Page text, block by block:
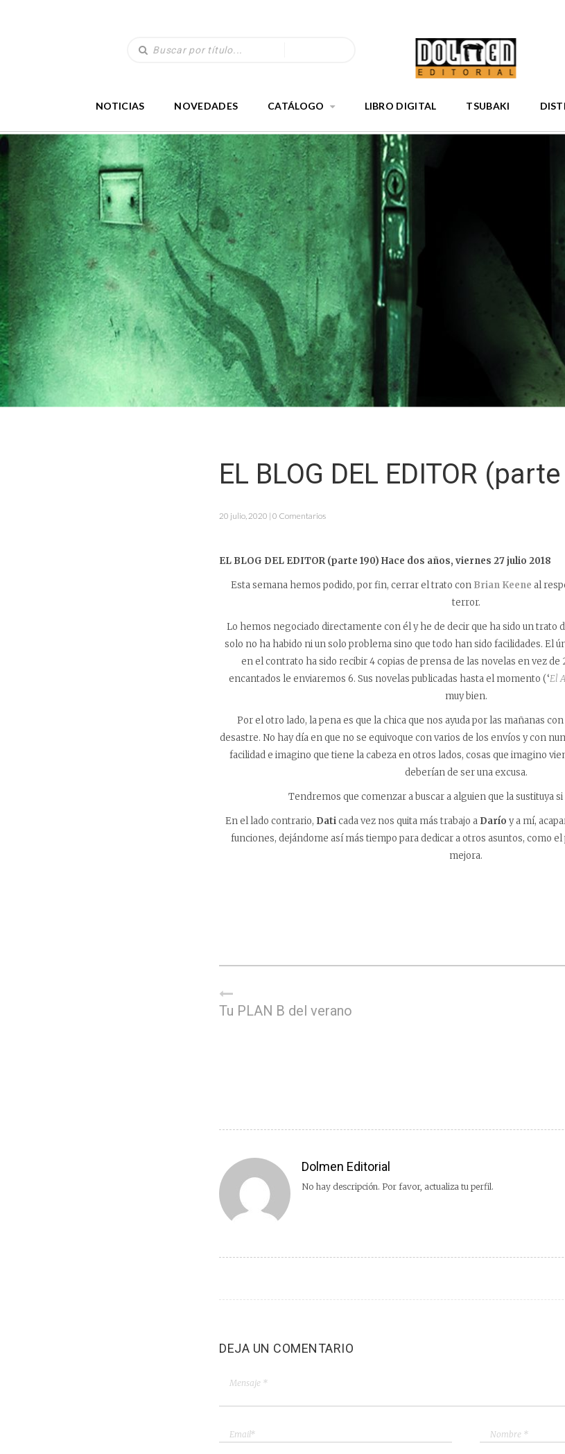
NOTICIAS NOVEDADES CATÁLOGO LIBRO DIGITAL TSUBAKI
EL BLOG DEL EDITOR
20 julio, 2020 | 0 Comentarios
EL BLOG DEL EDITOR (parte 190) Hace dos años, viernes 27 julio 2018
Esta semana hemos podido, por fin, cerrar el trato con Brian Keene al
terror.
Lo hemos negociado directamente con él y he de decir que ha sido un trato
solo no ha habido ni un solo problema sino que todo han sido facilidades. El
en el contrato ha sido recibir 4 copias de prensa de las novelas en vez de
encantados le enviaremos 6. Sus novelas publicadas hasta el momento (‘El
muy bien.
Por el otro lado, la pena es que la chica que nos ayuda por las mañanas
desastre. No hay día en que no se equivoque con varios de los envíos y con
facilidad e imagino que tiene la cabeza en otros lados, cosas que imagino
deberían de ser una excusa.
Tendremos que comenzar a buscar a alguien que la sustituya
En el lado contrario, Daticada vez nos quita más trabajo aDarío y a mí,
funciones, dejándome así más tiempo para dedicar a otros asuntos, como
mejora.
Tu PLAN B del verano
Dolmen Editorial
No hay descripción. Por favor, actualiza tu perfil.
DEJA UN COMENTARIO